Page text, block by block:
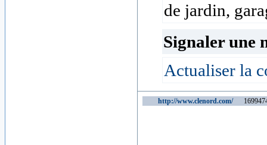
de jardin,
Signaler une
Actualiser la
http://www.clenord.com/1699474